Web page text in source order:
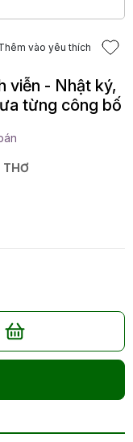
vào yêu thích
viễn - Nhật ký,
từng công bố
THƠ